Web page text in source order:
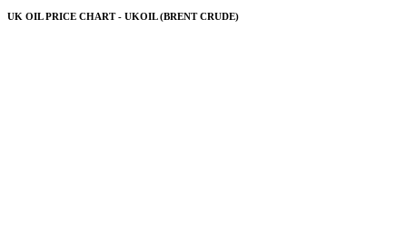
UK OIL PRICE CHART - UKOIL (BRENT CRUDE)